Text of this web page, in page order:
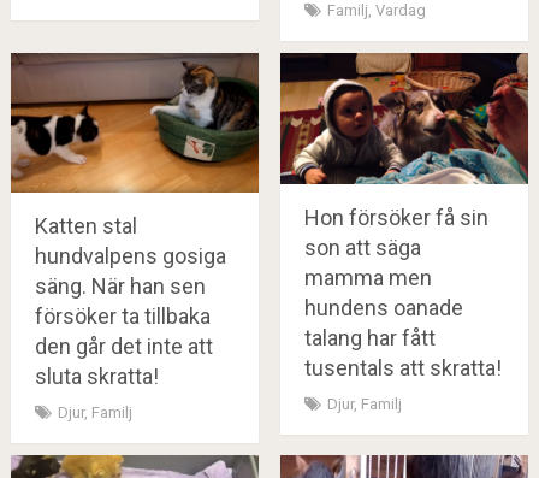
Familj, Vardag
Katten stal
hundvalpens gosiga
säng. När han sen
försöker ta tillbaka
den går det inte att
sluta skratta!
Djur, Familj
Hon försöker få sin
son att säga
mamma men
hundens oanade
talang har fått
tusentals att skratta!
Djur, Familj